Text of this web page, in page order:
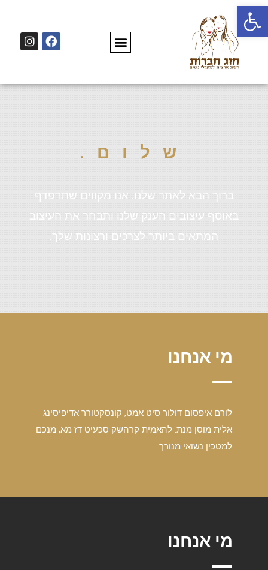
פתח סרגל נגישות
שלום.
ברוך הבא לאתר שלנו. אנו מקווים שתדפדף
באוסף עיצובים הענק שלנו ותבחר את העיצוב
המתאים ביותר לצרכים ורצונות שלך.
מי אנחנו
לורם איפסום דולור סיט אמט, קונסקטורר אדיפיסינג
אלית מוסן מנת. להאמית קרהשק סכעיט דז מא, מנכם
למטכין נשואי מנורך.
מי אנחנו